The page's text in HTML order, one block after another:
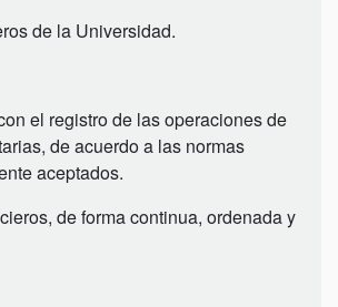
de la Universidad.
el registro de las operaciones de
de acuerdo a las normas
aceptados.
de forma continua, ordenada y